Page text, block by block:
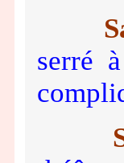
serré